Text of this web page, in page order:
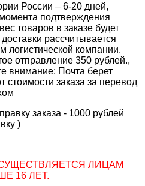
России – 6-20 дней,
подтверждения
товаров в заказе будет
рассчитывается
логистической компании.
отправление 350 рублей.,
внимание: Почта берет
стоимости заказа за перевод
заказа - 1000 рублей
)
ЛИЦАМ
16 ЛЕТ.